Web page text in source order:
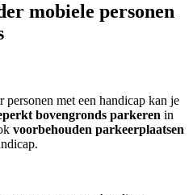
mobiele personen
personen met een handicap kan je
bovengronds parkeren in
voorbehouden parkeerplaatsen